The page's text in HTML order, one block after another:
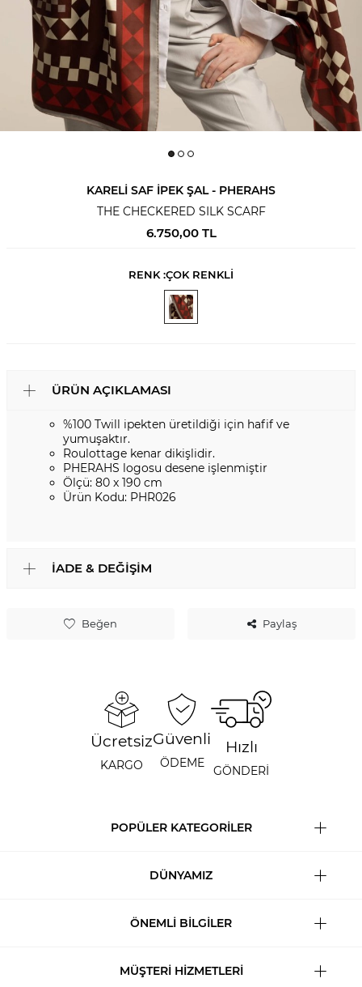
KARELI SAF İPEK ŞAL - PHERAHS
THE CHECKERED SILK SCARF
6.750,00TL
RENK :ÇOK RENKLİ
Beğen Paylaş
ÜRÜN AÇIKLAMASI
%100 Twill ipekten üretildiği için hafif ve
yumuşaktır.
Roulottage kenar dikişlidir.
PHERAHS logosu desene işlenmiştir
Ölçü: 80 x 190 cm
Ürün Kodu: PHR026
İADE & DEĞIŞIM
Ücretsiz
KARGO
Güvenli
ÖDEME
Hızlı
GÖNDERİ
POPÜLER KATEGORİLER
DÜNYAMIZ
ÖNEMLİ BİLGİLER
MÜŞTERİ HİZMETLERİ